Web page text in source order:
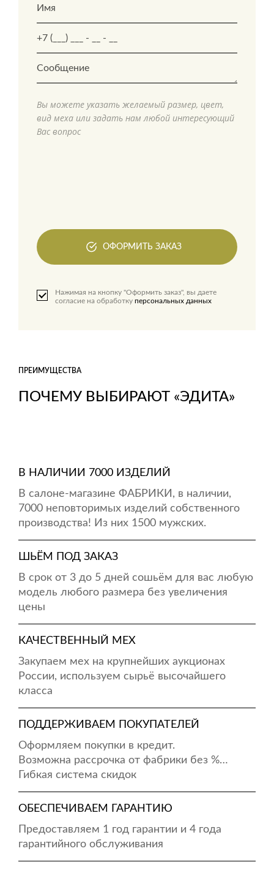
Вы можете указать желаемый размер, цвет,
вид меха или задать нам любой интересующий
Вас вопрос
ОФОРМИТЬ ЗАКАЗ
Нажимая на кнопку "Оформить заказ", вы даете
согласие на обработку персональных данных
ПОЧЕМУ ВЫБИРАЮТ «ЭДИТА»
ПРЕИМУЩЕСТВА
В НАЛИЧИИ 7000 ИЗДЕЛИЙ
В салоне-магазине ФАБРИКИ, в наличии,
7000 неповторимых изделий собственного
производства! Из них 1500 мужских.
ШЬЁМ ПОД ЗАКАЗ
В срок от 3 до 5 дней сошьём для вас любую
модель любого размера без увеличения
цены
КАЧЕСТВЕННЫЙ МЕХ
Закупаем мех на крупнейших аукционах
России, используем сырьё высочайшего
класса
ПОДДЕРЖИВАЕМ ПОКУПАТЕЛЕЙ
Оформляем покупки в кредит.
Возможна рассрочка от фабрики без %…
Гибкая система скидок
ОБЕСПЕЧИВАЕМ ГАРАНТИЮ
Предоставляем 1 год гарантии и 4 года
гарантийного обслуживания